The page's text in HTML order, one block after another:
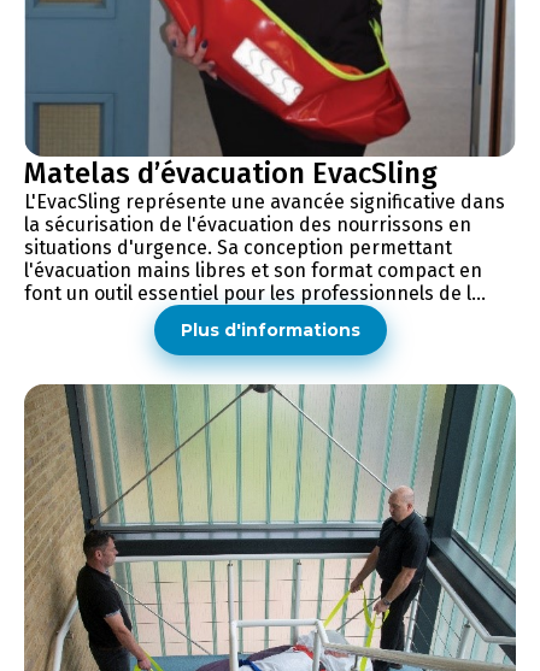
Matelas d’évacuation EvacSling
L'EvacSling représente une avancée significative dans
la sécurisation de l'évacuation des nourrissons en
situations d'urgence. Sa conception permettant
l'évacuation mains libres et son format compact en
font un outil essentiel pour les professionnels de l...
Plus d'informations